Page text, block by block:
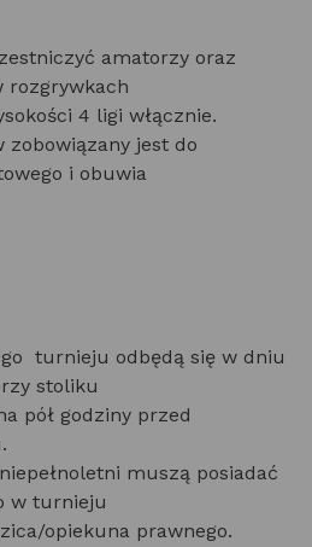
amatorzy oraz
rozgrywkach
4 ligi włącznie.
jest do
i obuwia
turnieju odbędą się w dniu
stoliku
pół godziny przed
muszą posiadać
w turnieju
opiekuna prawnego.